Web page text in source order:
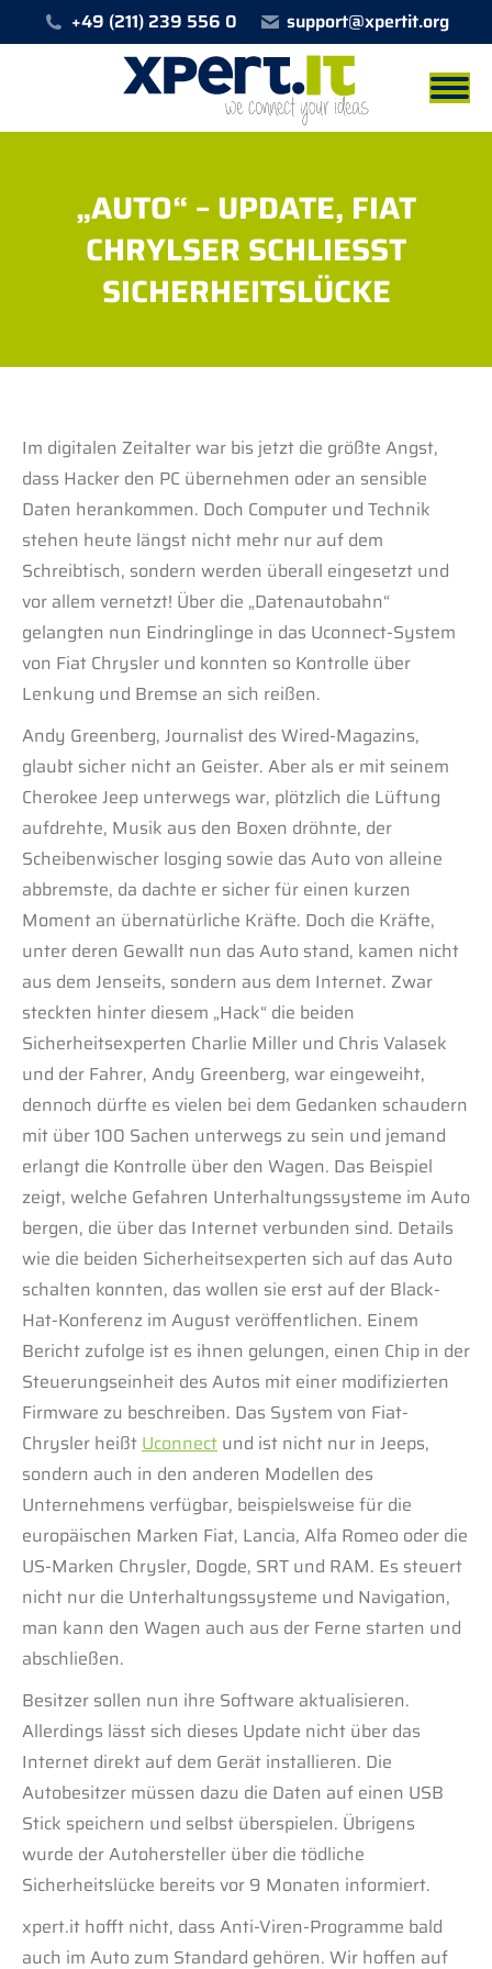
+49 (211) 239 556 0 support@xpertit.org
„AUTO“ – UPDATE, FIAT
CHRYLSER SCHLIESST S
ICHERHEITSLÜCKE
Im digitalen Zeitalter war bis jetzt die größte Angst,
dass Hacker den PC übernehmen oder an sensible
Daten herankommen. Doch Computer und Technik
stehen heute längst nicht mehr nur auf dem
Schreibtisch, sondern werden überall eingesetzt und
vor allem vernetzt! Über die „Datenautobahn“
gelangten nun Eindringlinge in das Uconnect-System
von Fiat Chrysler und konnten so Kontrolle über
Lenkung und Bremse an sich reißen.
Andy Greenberg, Journalist des Wired-Magazins,
glaubt sicher nicht an Geister. Aber als er mit seinem
Cherokee Jeep unterwegs war, plötzlich die Lüftung
aufdrehte, Musik aus den Boxen dröhnte, der
Scheibenwischer losging sowie das Auto von alleine
abbremste, da dachte er sicher für einen kurzen
Moment an übernatürliche Kräfte. Doch die Kräfte,
unter deren Gewallt nun das Auto stand, kamen nicht
aus dem Jenseits, sondern aus dem Internet. Zwar
steckten hinter diesem „Hack“ die beiden
Sicherheitsexperten Charlie Miller und Chris Valasek
und der Fahrer, Andy Greenberg, war eingeweiht,
dennoch dürfte es vielen bei dem Gedanken schaudern
mit über 100 Sachen unterwegs zu sein und jemand
erlangt die Kontrolle über den Wagen. Das Beispiel
zeigt, welche Gefahren Unterhaltungssysteme im Auto
bergen, die über das Internet verbunden sind. Details
wie die beiden Sicherheitsexperten sich auf das Auto
schalten konnten, das wollen sie erst auf der Black-
Hat-Konferenz im August veröffentlichen. Einem
Bericht zufolge ist es ihnen gelungen, einen Chip in der
Steuerungseinheit des Autos mit einer modifizierten
Firmware zu beschreiben. Das System von Fiat-
Chrysler heißt Uconnect und ist nicht nur in Jeeps,
sondern auch in den anderen Modellen des
Unternehmens verfügbar, beispielsweise für die
europäischen Marken Fiat, Lancia, Alfa Romeo oder die
US-Marken Chrysler, Dogde, SRT und RAM. Es steuert
nicht nur die Unterhaltungssysteme und Navigation,
man kann den Wagen auch aus der Ferne starten und
abschließen.
Besitzer sollen nun ihre Software aktualisieren.
Allerdings lässt sich dieses Update nicht über das
Internet direkt auf dem Gerät installieren. Die
Autobesitzer müssen dazu die Daten auf einen USB
Stick speichern und selbst überspielen. Übrigens
wurde der Autohersteller über die tödliche
Sicherheitslücke bereits vor 9 Monaten informiert.
xpert.it hofft nicht, dass Anti-Viren-Programme bald
auch im Auto zum Standard gehören. Wir hoffen auf